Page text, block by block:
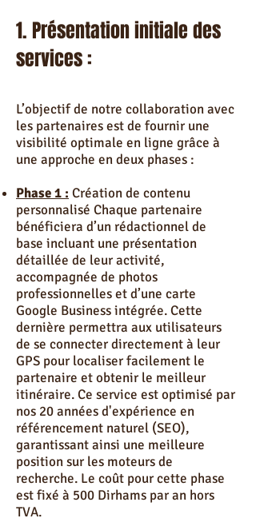
1. Présentation initiale des
services :
L’objectif de notre collaboration avec
les partenaires est de fournir une
visibilité optimale en ligne grâce à
une approche en deux phases :
Phase 1 : Création de contenu
personnalisé Chaque partenaire
bénéficiera d’un rédactionnel de
base incluant une présentation
détaillée de leur activité,
accompagnée de photos
professionnelles et d’une carte
Google Business intégrée. Cette
dernière permettra aux utilisateurs
de se connecter directement à leur
GPS pour localiser facilement le
partenaire et obtenir le meilleur
itinéraire. Ce service est optimisé par
nos 20 années d'expérience en
référencement naturel (SEO),
garantissant ainsi une meilleure
position sur les moteurs de
recherche. Le coût pour cette phase
est fixé à 500 Dirhams par an hors
TVA.